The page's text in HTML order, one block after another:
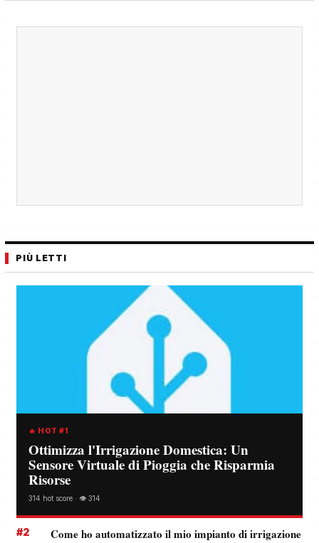
PIÙ LETTI
🔥 HOT #1
Ottimizza l'Irrigazione Domestica: Un
Sensore Virtuale di Pioggia che Risparmia
Risorse
314 hot score · 👁️ 314
#2
Come ho automatizzato il mio impianto di irrigazione